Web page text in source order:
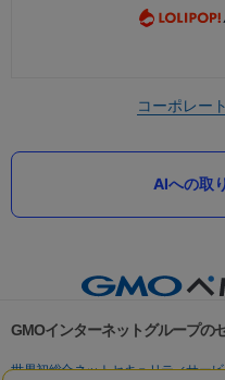
コーポレー
AIへの取
GMOインターネットグループの
世界初総合ネットセキュリティサービ